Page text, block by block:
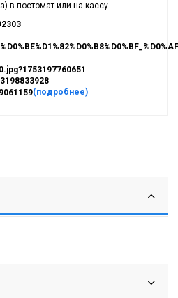
в постомат или на кассу.
(подробнее)